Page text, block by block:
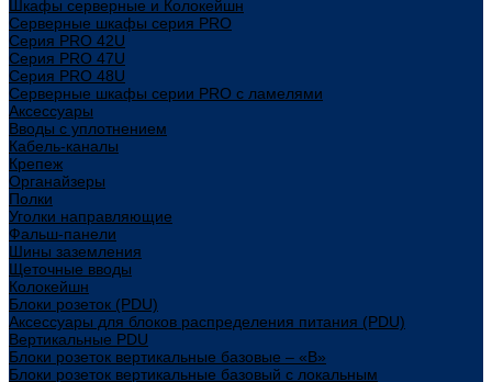
Шкафы серверные и Колокейшн
Серверные шкафы серия PRO
Серия PRO 42U
Серия PRO 47U
Серия PRO 48U
Серверные шкафы серии PRO с ламелями
Аксессуары
Вводы с уплотнением
Кабель-каналы
Крепеж
Органайзеры
Полки
Уголки направляющие
Фальш-панели
Шины заземления
Щеточные вводы
Колокейшн
Блоки розеток (PDU)
Аксессуары для блоков распределения питания (PDU)
Вертикальные PDU
Блоки розеток вертикальные базовые – «В»
Блоки розеток вертикальные базовый с локальным